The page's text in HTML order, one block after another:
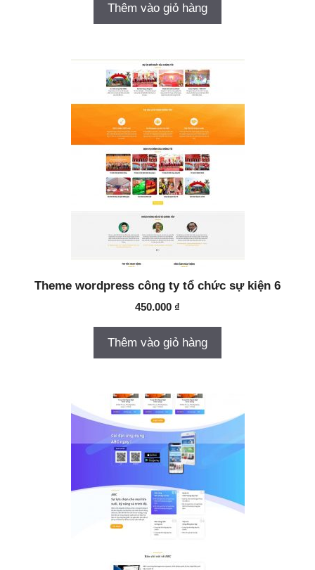
Thêm vào giỏ hàng
Theme wordpress công ty tổ chức sự kiện 6
450.000 ₫
Thêm vào giỏ hàng